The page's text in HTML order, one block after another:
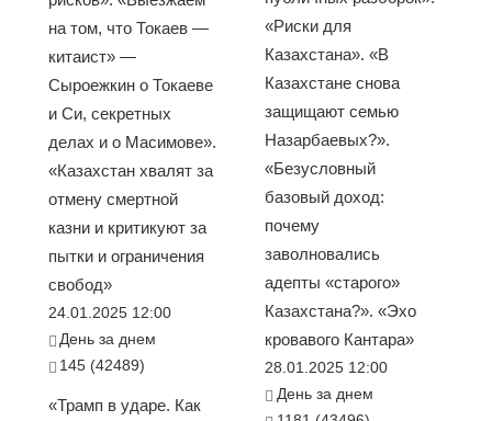
на том, что Токаев —
китаист» —
Сыроежкин о Токаеве
и Си, секретных
делах и о Масимове».
«Казахстан хвалят за
отмену смертной
казни и критикуют за
пытки и ограничения
свобод»
24.01.2025 12:00
День за днем
145 (42489)
«Трамп в ударе. Как
«Риски для
Казахстана». «В
Казахстане снова
защищают семью
Назарбаевых?».
«Безусловный
базовый доход:
почему
заволновались
адепты «старого»
Казахстана?». «Эхо
кровавого Кантара»
28.01.2025 12:00
День за днем